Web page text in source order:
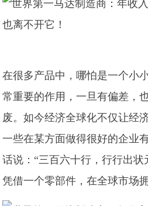
在很多产品中，哪怕是一个小
常重要的作用，一旦有偏差，
废。如今经济全球化不仅让经
一些在某方面做得很好的企业
话说：“三百六十行，行行出状
凭借一个零部件，在全球市场